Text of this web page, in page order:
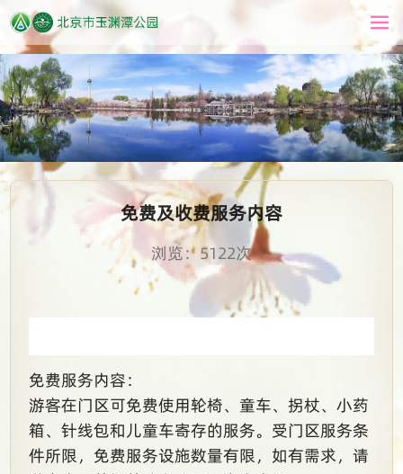
免费及收费服务内容
浏览：5122次
免费服务内容：
游客在门区可免费使用轮椅、童车、拐杖、小药
箱、针线包和儿童车寄存的服务。受门区服务条
件所限，免费服务设施数量有限，如有需求，请